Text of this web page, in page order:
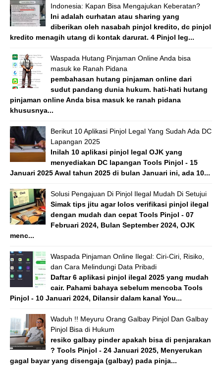
Indonesia: Kapan Bisa Mengajukan Keberatan?
Ini adalah curhatan atau sharing yang
diberikan oleh nasabah pinjol kredito, dc pinjol
kredito menagih utang di kontak darurat. 4 Pinjol leg...
Waspada Hutang Pinjaman Online Anda bisa
masuk ke Ranah Pidana
pembahasan hutang pinjaman online dari
sudut pandang dunia hukum. hati-hati hutang
pinjaman online Anda bisa masuk ke ranah pidana
khususnya...
Berikut 10 Aplikasi Pinjol Legal Yang Sudah Ada DC
Lapangan 2025
Inilah 10 aplikasi pinjol legal OJK yang
menyediakan DC lapangan Tools Pinjol - 15
Januari 2025 Awal tahun 2025 di bulan Januari ini, ada 10...
Solusi Pengajuan Di Pinjol Ilegal Mudah Di Setujui
Simak tips jitu agar lolos verifikasi pinjol ilegal
dengan mudah dan cepat Tools Pinjol - 07
Februari 2024, Bulan September 2024, OJK
menc...
Waspada Pinjaman Online Ilegal: Ciri-Ciri, Risiko,
dan Cara Melindungi Data Pribadi
Daftar 6 aplikasi pinjol ilegal 2025 yang mudah
cair. Pahami bahaya sebelum mencoba Tools
Pinjol - 10 Januari 2024, Dilansir dalam kanal You...
Waduh !! Meyuru Orang Galbay Pinjol Dan Galbay
Pinjol Bisa di Hukum
resiko galbay pinder apakah bisa di penjarakan
? Tools Pinjol - 24 Januari 2025, Menyerukan
gagal bayar yang disengaja (galbay) pada pinja...